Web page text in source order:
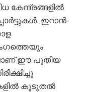
ഇറാൻ-
ഈ പുതിയ
കൂടുതൽ